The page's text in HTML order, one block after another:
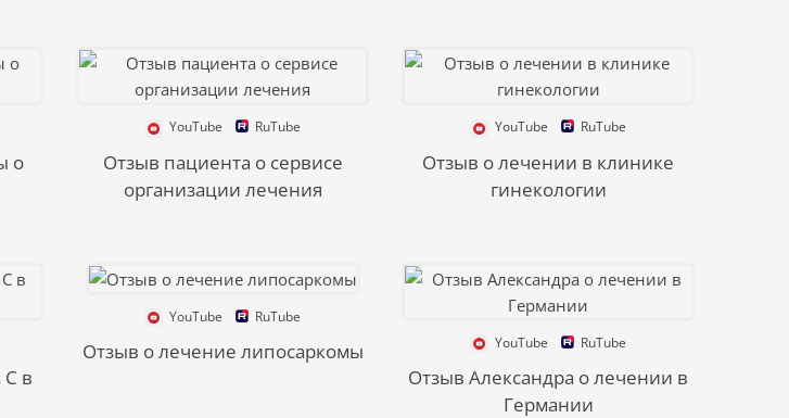
о
YouTube RuTube
Отзыв пациента о сервисе
организации лечения
YouTube RuTube
Отзыв о лечении в клинике
гинекологии
С в
YouTube RuTube
Отзыв о лечение липосаркомы YouTube RuTube
Отзыв Александра о лечении в
Германии